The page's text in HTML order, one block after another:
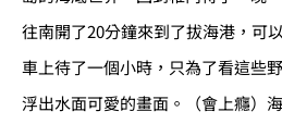
往南開了20分鐘來到了拔海港，可
車上待了一個小時，只為了看這些
浮出水面可愛的畫面。（會上癮）